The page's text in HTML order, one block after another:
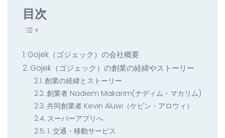
目次
Gojek（ゴジェック）の会社概要
Gojek（ゴジェック）の創業の経緯やストーリー
創業の経緯とストーリー
創業者 Nadiem Makarim(ナディム・マカリム)
共同創業者 Kevin Aluwi（ケビン・アロウィ）
スーパーアプリへ
1. 交通・移動サービス